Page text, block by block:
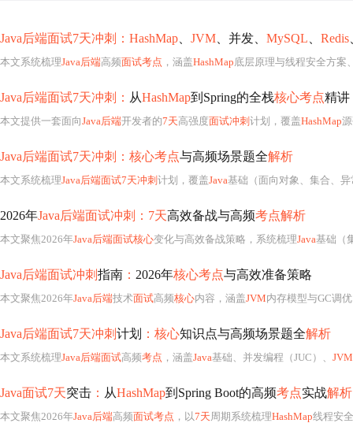
Java后端面试7天冲刺：HashMap JVM 、并发、 MySQL Redis
本文系统梳理Java后端高频面试考点 ，涵盖HashMap底层原理与线程安全方案
Java后端面试7天冲刺： 从HashMap到Spring的全栈核心考点精讲
本文提供一套面向Java后端开发者的7天高强度面试冲刺 计划，覆盖HashMap
Java后端面试7天冲刺：核心考点与高频场景题全解析
本文系统梳理Java后端面试7天冲刺 计划，覆盖Java基础（面向对象、集合、异常）、并
2026年Java后端面试冲刺：7天高效备战与高频考点解析
本文聚焦2026年Java后端面试核心变化与高效备战策略，系统梳理Java基础（
Java后端面试冲刺指南 ： 2026年核心考点与高效准备策略
本文聚焦2026年Java后端技术面试高频核心内容，涵盖JVM内存模型与GC调优
Java后端面试7天冲刺计划 ：核心知识点与高频场景题全解析
本文系统梳理Java后端面试高频考点 ，涵盖Java基础、并发编程（JUC）、 JVM
Java面试7天突击 ： 从HashMap到Spring Boot的高频考点实战解析
本文聚焦2026年Java后端高频面试考点 ，以7天周期系统梳理HashMap线程安